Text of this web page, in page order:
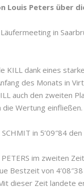
Louis Peters über
in
KILL dank eines
des Monats in
auch den zweiten
die Wertung einfließen.
in 5’09″84
im zweiten
Bestzeit von
dieser Zeit landete